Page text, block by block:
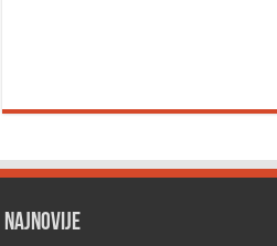
Najnovije